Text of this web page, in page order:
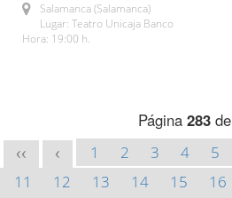
Salamanca (Salamanca)
Lugar: Teatro Unicaja Banco
Hora: 19:00 h.
Página 283de
<< < 1 2 3 4 5
11
12 13 14 15 16